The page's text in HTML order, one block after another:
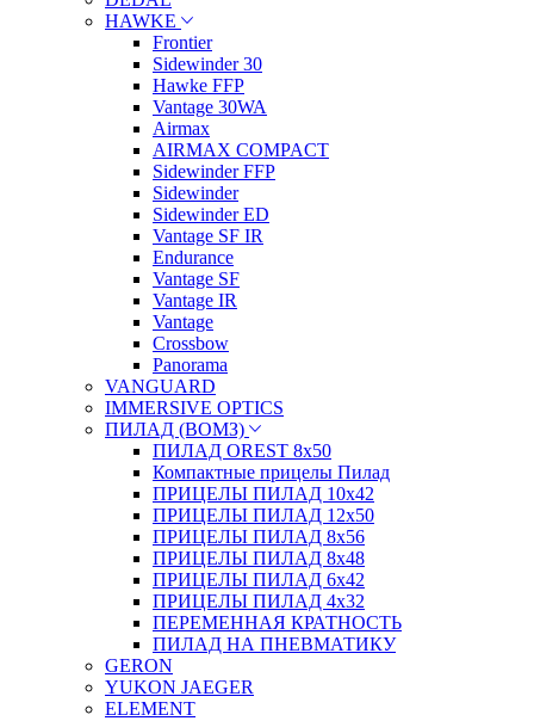
HAWKE
Frontier
Sidewinder 30
Hawke FFP
Vantage 30WA
Airmax
AIRMAX COMPACT
Sidewinder FFP
Sidewinder
Sidewinder ED
Vantage SF IR
Endurance
Vantage SF
Vantage IR
Vantage
Crossbow
Panorama
VANGUARD
IMMERSIVE OPTICS
ПИЛАД (ВОМЗ)
ПИЛАД OREST 8х50
Компактные прицелы Пилад
ПРИЦЕЛЫ ПИЛАД 10х42
ПРИЦЕЛЫ ПИЛАД 12х50
ПРИЦЕЛЫ ПИЛАД 8х56
ПРИЦЕЛЫ ПИЛАД 8х48
ПРИЦЕЛЫ ПИЛАД 6х42
ПРИЦЕЛЫ ПИЛАД 4х32
ПЕРЕМЕННАЯ КРАТНОСТЬ
ПИЛАД НА ПНЕВМАТИКУ
GERON
YUKON JAEGER
ELEMENT